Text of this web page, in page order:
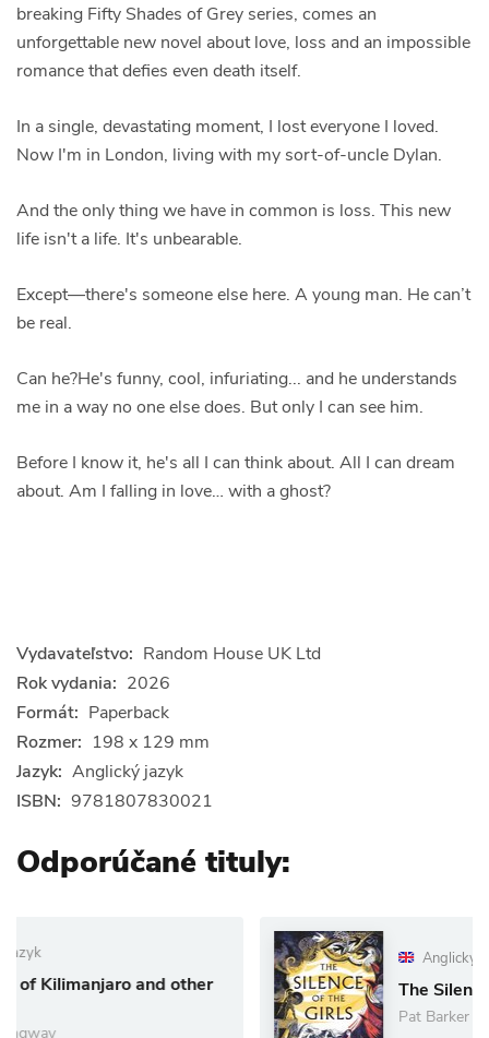
breaking Fifty Shades of Grey series, comes an
unforgettable new novel about love, loss and an impossible
romance that defies even death itself.
In a single, devastating moment, I lost everyone I loved.
Now I'm in London, living with my sort-of-uncle Dylan.
And the only thing we have in common is loss. This new
life isn't a life. It's unbearable.
Except––there's someone else here. A young man. He can’t
be real.
Can he?He's funny, cool, infuriating... and he understands
me in a way no one else does. But only I can see him.
Before I know it, he's all I can think about. All I can dream
about. Am I falling in love… with a ghost?
Vydavateľstvo: Random House UK Ltd
Rok vydania: 2026
Formát: Paperback
Rozmer: 198 x 129 mm
Jazyk: Anglický jazyk
ISBN: 9781807830021
Odporúčané tituly:
and other
Anglický jazyk
The Silence of the Girls
Pat Barker